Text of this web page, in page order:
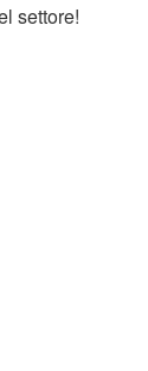
settore!